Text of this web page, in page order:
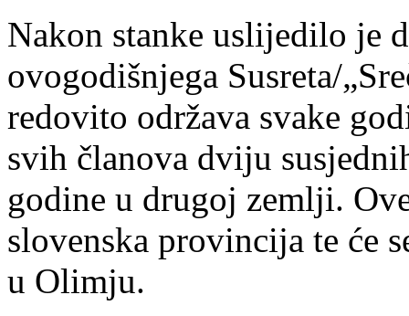
Nakon stanke uslijedilo je
ovogodišnjega Susreta/
redovito održava svake
svih članova dviju
godine u drugoj zemlji.
slovenska provincija te će
u Olimju.